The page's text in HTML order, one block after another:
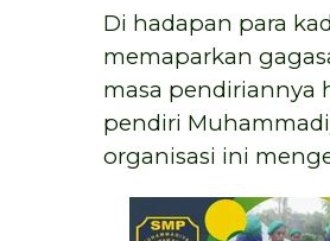
Di hadapan para
memaparkan
masa pendiriannya
pendiri
organisasi ini